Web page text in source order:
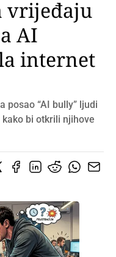
vrijeđaju
AI
internet
posao “AI bully” ljudi
bi otkrili njihove